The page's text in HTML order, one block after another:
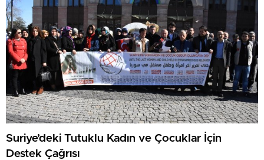
Suriye’deki Tutuklu Kadın ve Çocuklar İçin
Destek Çağrısı